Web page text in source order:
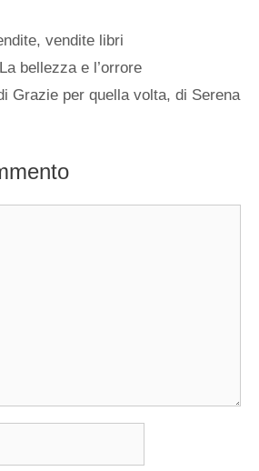
,vendite libri
bellezza e l’orrore
Grazie per quella volta, di Serena